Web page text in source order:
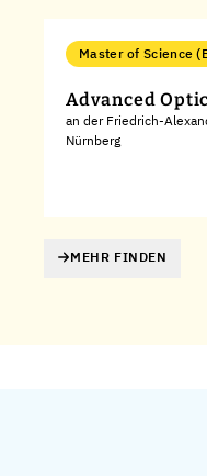
Master of Science
Advanced
an der Friedrich-
Nürnberg
MEHR FINDEN